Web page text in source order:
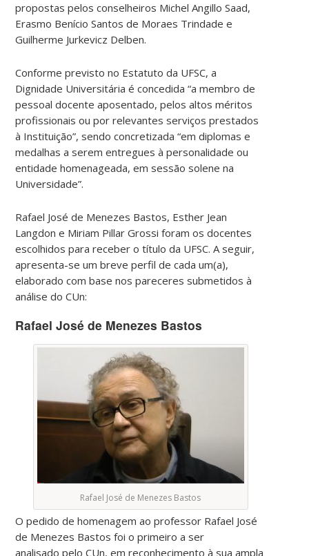
propostas pelos conselheiros Michel Angillo Saad,
Erasmo Benício Santos de Moraes Trindade e
Guilherme Jurkevicz Delben.
Conforme previsto no Estatuto da UFSC, a
Dignidade Universitária é concedida “a membro de
pessoal docente aposentado, pelos altos méritos
profissionais ou por relevantes serviços prestados
à Instituição”, sendo concretizada “em diplomas e
medalhas a serem entregues à personalidade ou
entidade homenageada, em sessão solene na
Universidade”.
Rafael José de Menezes Bastos, Esther Jean
Langdon e Miriam Pillar Grossi foram os docentes
escolhidos para receber o título da UFSC. A seguir,
apresenta-se um breve perfil de cada um(a),
elaborado com base nos pareceres submetidos à
análise do CUn:
Rafael José de Menezes Bastos
Rafael José de Menezes Bastos
O pedido de homenagem ao professor Rafael José
de Menezes Bastos foi o primeiro a ser
analisado pelo CUn, em reconhecimento à sua ampla